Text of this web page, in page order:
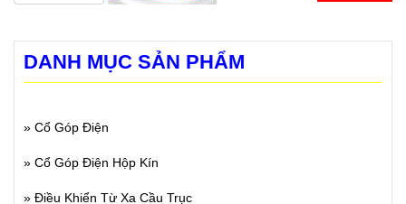
DANH MỤC SẢN PHẨM
» Cổ Góp Điện
» Cổ Góp Điện Hộp Kín
» Điều Khiển Từ Xa Cầu Trục